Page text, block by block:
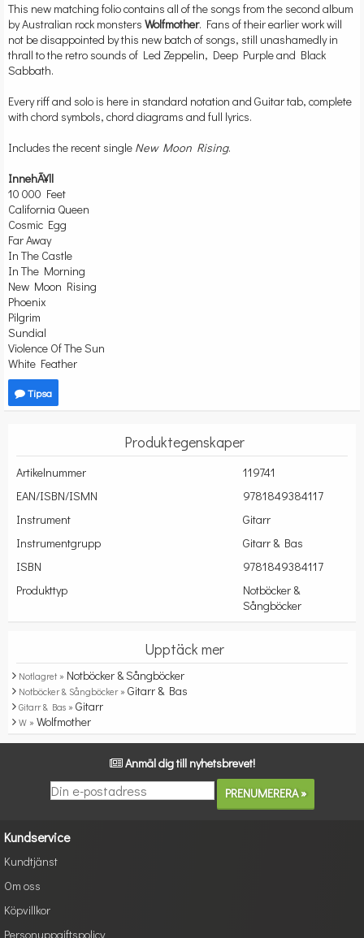
This new matching folio contains all of the songs from the second album
by Australian rock monsters Wolfmother. Fans of their earlier work will
not be disappointed by this new batch of songs, still unashamedly in
thrall to the retro sounds of Led Zeppelin, Deep Purple and Black
Sabbath.
Every riff and solo is here in standard notation and Guitar tab, complete
with chord symbols, chord diagrams and full lyrics.
Includes the recent single New Moon Rising.
InnehÃ¥ll
10 000 Feet
California Queen
Cosmic Egg
Far Away
In The Castle
In The Morning
New Moon Rising
Phoenix
Pilgrim
Sundial
Violence Of The Sun
White Feather
Tipsa
Produktegenskaper
Artikelnummer
119741
EAN/ISBN/ISMN
9781849384117
Instrument
Gitarr
Instrumentgrupp
Gitarr & Bas
ISBN
9781849384117
Produkttyp
Notböcker &
Sångböcker
Upptäck mer
Notlagret » Notböcker & Sångböcker
Notböcker & Sångböcker » Gitarr & Bas
Gitarr & Bas » Gitarr
W » Wolfmother
Anmäl dig till nyhetsbrevet!
Kundservice
Kundtjänst
Om oss
Köpvillkor
Personuppgiftspolicy